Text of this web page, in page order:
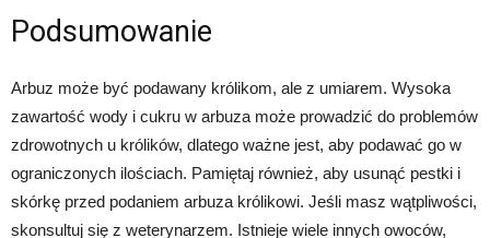
Podsumowanie
Arbuz może być podawany królikom, ale z umiarem. Wysoka
zawartość wody i cukru w arbuza może prowadzić do problemów
zdrowotnych u królików, dlatego ważne jest, aby podawać go w
ograniczonych ilościach. Pamiętaj również, aby usunąć pestki i
skórkę przed podaniem arbuza królikowi. Jeśli masz wątpliwości,
skonsultuj się z weterynarzem. Istnieje wiele innych owoców,